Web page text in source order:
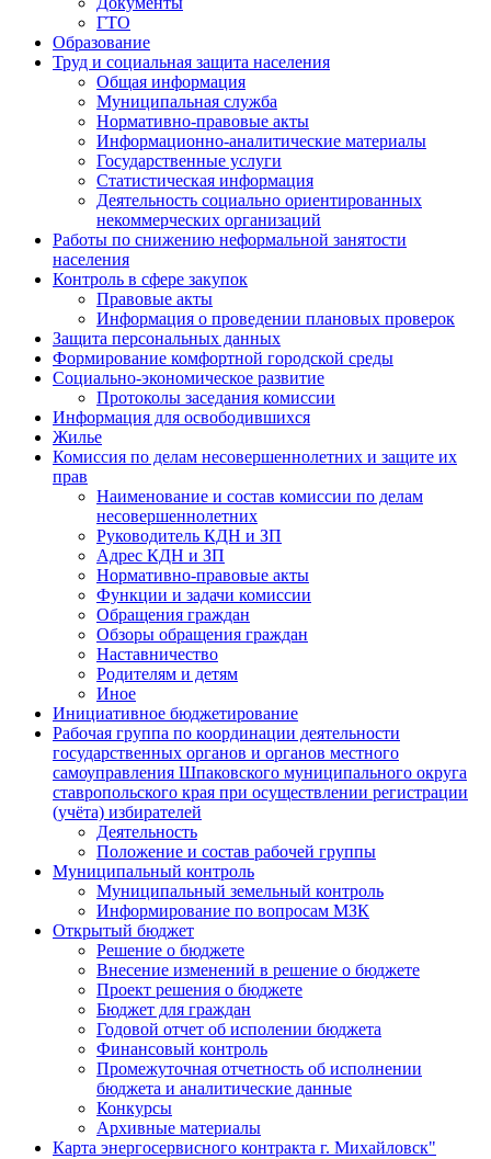
ГТО
Образование
Труд и социальная защита населения
Общая информация
Муниципальная служба
Нормативно-правовые акты
Информационно-аналитические материалы
Государственные услуги
Статистическая информация
Деятельность социально ориентированных
некоммерческих организаций
Работы по снижению неформальной занятости
населения
Контроль в сфере закупок
Правовые акты
Информация о проведении плановых проверок
Защита персональных данных
Формирование комфортной городской среды
Социально-экономическое развитие
Протоколы заседания комиссии
Информация для освободившихся
Жилье
Комиссия по делам несовершеннолетних и защите их
прав
Наименование и состав комиссии по делам
несовершеннолетних
Руководитель КДН и ЗП
Адрес КДН и ЗП
Нормативно-правовые акты
Функции и задачи комиссии
Обращения граждан
Обзоры обращения граждан
Наставничество
Родителям и детям
Иное
Инициативное бюджетирование
Рабочая группа по координации деятельности
государственных органов и органов местного
самоуправления Шпаковского муниципального округа
ставропольского края при осуществлении регистрации
(учёта) избирателей
Деятельность
Положение и состав рабочей группы
Муниципальный контроль
Муниципальный земельный контроль
Информирование по вопросам МЗК
Открытый бюджет
Решение о бюджете
Внесение изменений в решение о бюджете
Проект решения о бюджете
Бюджет для граждан
Годовой отчет об исполении бюджета
Финансовый контроль
Промежуточная отчетность об исполнении
бюджета и аналитические данные
Конкурсы
Архивные материалы
Карта энергосервисного контракта г. Михайловск"